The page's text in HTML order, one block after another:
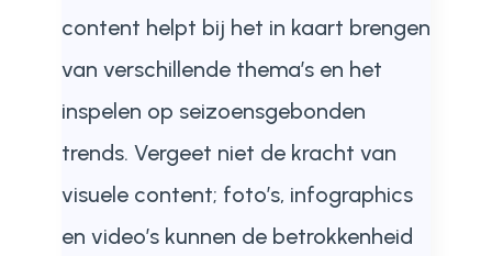
content helpt bij het in kaart brengen
van verschillende thema’s en het
inspelen op seizoensgebonden
trends. Vergeet niet de kracht van
visuele content; foto’s, infographics
en video’s kunnen de betrokkenheid